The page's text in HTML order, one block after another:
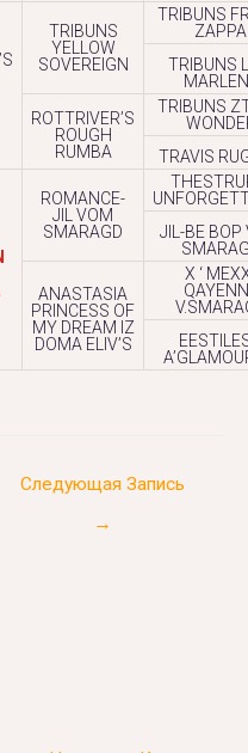
TRIBUNS
YELLOW
SOVEREIGN
TRIBUNS
ZAPPA
TRIBUNS
ROTTRIVER’S
ROUGH
RUMBA
TRIBUNS
TRAVIS
ROMANCE-
JIL VOM
SMARAGD
JIL-BE BOP
ANASTASIA
PRINCESS OF
MY DREAM IZ
DOMA ELIV’S
X ‘
Следующая Запись
→